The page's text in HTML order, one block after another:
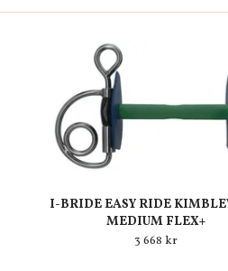
I-BRIDE EASY RIDE
MEDIUM FLEX+
3 668 kr